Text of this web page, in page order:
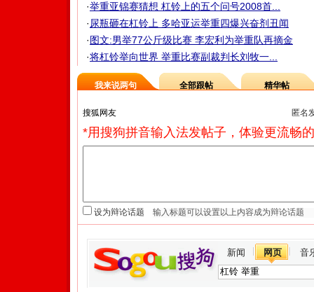
·举重亚锦赛猜想 杠铃上的五个问号2008首...
· 尿瓶砸在杠铃上 多哈亚运举重四爆兴奋剂丑闻
·图文:男举77公斤级比赛 李宏利为举重队再摘金
·将杠铃举向世界 举重比赛副裁判长刘牧一...
我来说两句 全部跟帖 精华帖
匿名
*用搜狗拼音输入法发帖子，体验更流畅
设为辩论话题
新闻 网页 音